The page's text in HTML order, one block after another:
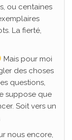
ou centaines
La fierté,
Mais pour moi
des choses
questions,
suppose que
Soit vers un
nous encore,